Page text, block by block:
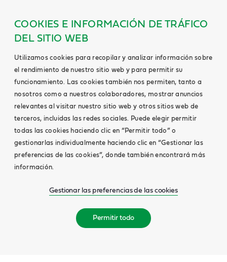
COOKIES E INFORMACIÓN DE TRÁFICO
DEL SITIO WEB
Utilizamos cookies para recopilar y analizar información sobre
el rendimiento de nuestro sitio web y para permitir su
funcionamiento. Las cookies también nos permiten, tanto a
nosotros como a nuestros colaboradores, mostrar anuncios
relevantes al visitar nuestro sitio web y otros sitios web de
terceros, incluidas las redes sociales. Puede elegir permitir
todas las cookies haciendo clic en “Permitir todo” o
gestionarlas individualmente haciendo clic en “Gestionar las
preferencias de las cookies”, donde también encontrará más
información.
Gestionar las preferencias de las cookies
Permitir todo